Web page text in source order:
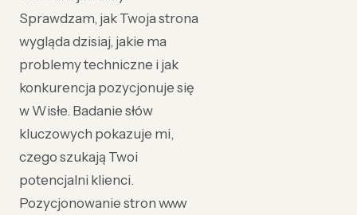
Sprawdzam, jak Twoja strona
wygląda dzisiaj, jakie ma
problemy techniczne i jak
konkurencja pozycjonuje się
w Wisłe. Badanie słów
kluczowych pokazuje mi,
czego szukają Twoi
potencjalni klienci.
Pozycjonowanie stron www